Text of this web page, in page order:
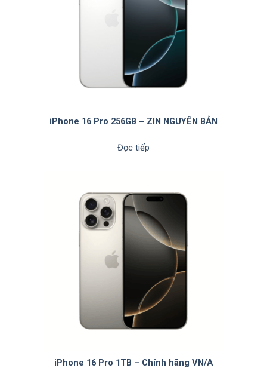
iPhone 16 Pro 256GB – ZIN NGUYÊN BẢN
Đọc tiếp
iPhone 16 Pro 1TB – Chính hãng VN/A